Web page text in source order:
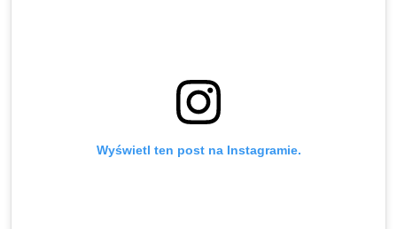
Wyświetl ten post na Instagramie.